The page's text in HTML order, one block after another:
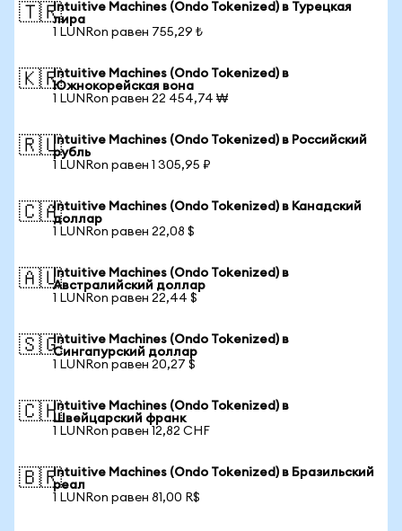
🇹🇷Intuitive Machines (Ondo Tokenized) в Турецкая
лира
1 LUNRon равен 755,29 ₺
🇰🇷Intuitive Machines (Ondo Tokenized) в
Южнокорейская вона
1 LUNRon равен 22 454,74 ₩
🇷🇺Intuitive Machines (Ondo Tokenized) в Российский
рубль
1 LUNRon равен 1 305,95 ₽
🇨🇦Intuitive Machines (Ondo Tokenized) в Канадский
доллар
1 LUNRon равен 22,08 $
🇦🇺Intuitive Machines (Ondo Tokenized) в
Австралийский доллар
1 LUNRon равен 22,44 $
🇸🇬Intuitive Machines (Ondo Tokenized) в
Сингапурский доллар
1 LUNRon равен 20,27 $
🇨🇭Intuitive Machines (Ondo Tokenized) в
Швейцарский франк
1 LUNRon равен 12,82 CHF
🇧🇷Intuitive Machines (Ondo Tokenized) в Бразильский
реал
1 LUNRon равен 81,00 R$